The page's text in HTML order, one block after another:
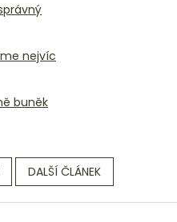
nejvíc
buněk
DALŠÍ ČLÁNEK